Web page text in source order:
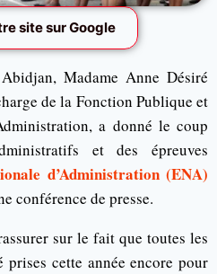
site sur Google
Madame Anne Désiré
de la Fonction Publique et
a donné le coup
et des épreuves
d’Administration (ENA)
conférence de presse.
sur le fait que toutes les
prises cette année encore pour